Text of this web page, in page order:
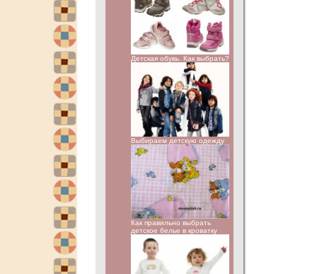
Детская обувь. Как выбрать?
Выбираем детскую одежду
Как правильно выбрать
детское белье в кроватку